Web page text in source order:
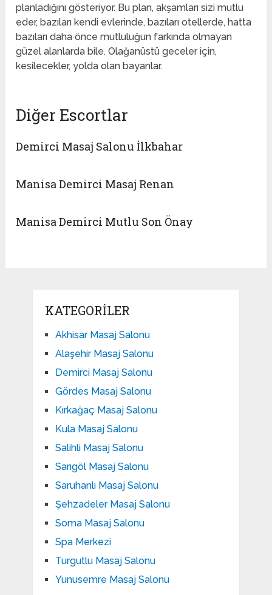
planladığını gösteriyor. Bu plan, akşamları sizi mutlu
eder, bazıları kendi evlerinde, bazıları otellerde, hatta
bazıları daha önce mutluluğun farkında olmayan
güzel alanlarda bile. Olağanüstü geceler için,
kesilecekler, yolda olan bayanlar.
Diğer Escortlar
Demirci Masaj Salonu İlkbahar
Manisa Demirci Masaj Renan
Manisa Demirci Mutlu Son Önay
KATEGORILER
Akhisar Masaj Salonu
Alaşehir Masaj Salonu
Demirci Masaj Salonu
Gördes Masaj Salonu
Kırkağaç Masaj Salonu
Kula Masaj Salonu
Salihli Masaj Salonu
Sarıgöl Masaj Salonu
Saruhanlı Masaj Salonu
Şehzadeler Masaj Salonu
Soma Masaj Salonu
Spa Merkezi
Turgutlu Masaj Salonu
Yunusemre Masaj Salonu